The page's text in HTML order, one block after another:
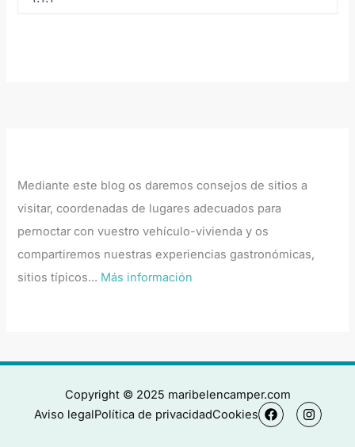
Mediante este blog os daremos consejos de sitios a
visitar, coordenadas de lugares adecuados para
pernoctar con vuestro vehículo-vivienda y os
compartiremos nuestras experiencias gastronómicas,
sitios típicos... Más información
Copyright © 2025 maribelencamper.com
Aviso legalPolítica de privacidadCookies
F
a
I
n